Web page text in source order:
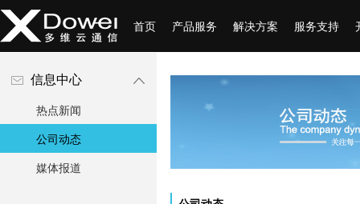
首页 产品服务 解决方案 服务支持
信息中心
热点新闻
公司动态
媒体报道